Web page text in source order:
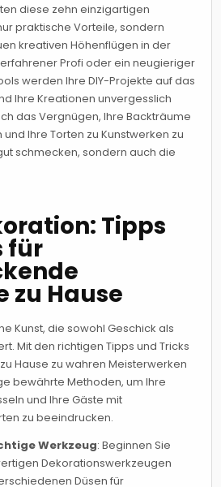
diese zehn einzigartigen
praktische Vorteile, sondern
kreativen Höhenflügen in der
erfahrener Profi oder ein neugieriger
werden Ihre DIY-Projekte auf das
Ihre Kreationen unvergesslich
das Vergnügen, Ihre Backträume
Ihre Torten zu Kunstwerken zu
schmecken, sondern auch die
Tipps
für
zu Hause
Kunst, die sowohl Geschick als
Mit den richtigen Tipps und Tricks
Hause zu wahren Meisterwerken
bewährte Methoden, um Ihre
und Ihre Gäste mit
zu beeindrucken.
Werkzeug: Beginnen Sie
Dekorationswerkzeugen
Düsen für